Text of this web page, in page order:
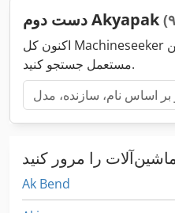
دست دوم Akyapak
اکنون کل Machineseeker را با بیش از ۲۰۰٬۰۰۰ ماشین
مستعمل جستجو کنید.
Ak Bend